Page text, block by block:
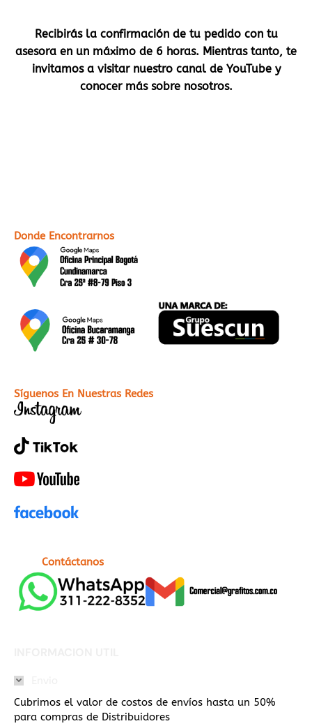
Recibirás la confirmación de tu pedido con tu
asesora en un máximo de 6 horas. Mientras tanto, te
invitamos a visitar nuestro canal de YouTube y
conocer más sobre nosotros.
Donde Encontrarnos
Síguenos En Nuestras Redes
Contáctanos
Cubrimos el valor de costos de envíos hasta un 50%
para compras de Distribuidores